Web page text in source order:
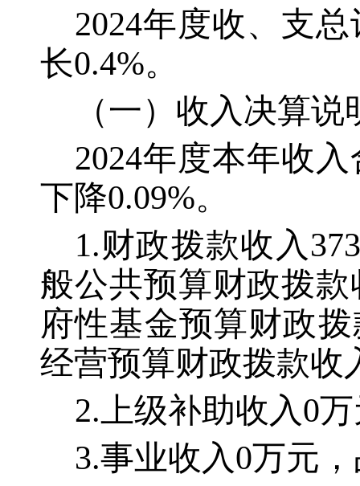
2024年度收、支
长0.4%。
（一）收入决算说
2024年度本年收
下降0.09%。
1.财政拨款收入
般公共预算财政拨款
府性基金预算财政
经营预算财政拨款收
2.上级补助收入0
3.事业收入0万元